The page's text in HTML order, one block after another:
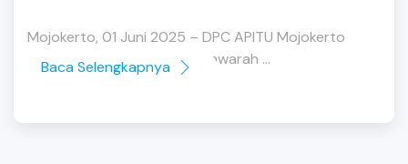
Mojokerto, 01 Juni 2025 – DPC APITU Mojokerto
sukses melaksanakan Musyawarah ...
Baca Selengkapnya